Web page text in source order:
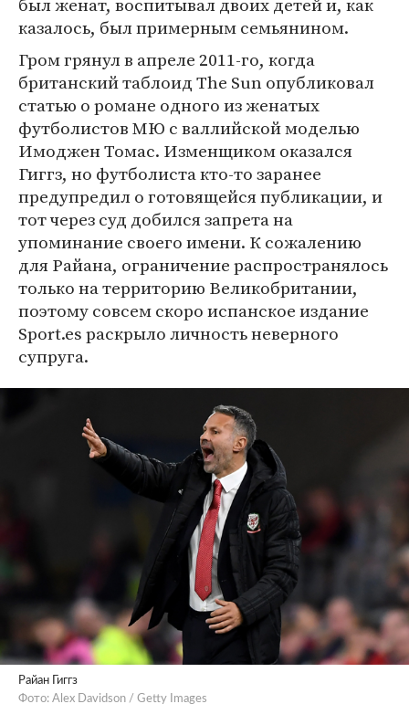
казалось, был примерным семьянином.
Гром грянул в апреле 2011-го, когда
британский таблоид The Sun опубликовал
статью о романе одного из женатых
футболистов МЮ с валлийской моделью
Имоджен Томас. Изменщиком оказался
Гиггз, но футболиста кто-то заранее
предупредил о готовящейся публикации, и
тот через суд добился запрета на
упоминание своего имени. К сожалению
для Райана, ограничение распространялось
только на территорию Великобритании,
поэтому совсем скоро испанское издание
Sport.es раскрыло личность неверного
супруга.
Райан Гиггз
Фото: Alex Davidson / Getty Images